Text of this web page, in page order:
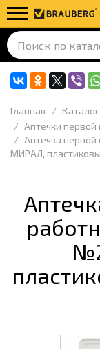
Главная Каталог
Аптечки
Аптечка
МИРАЛ,